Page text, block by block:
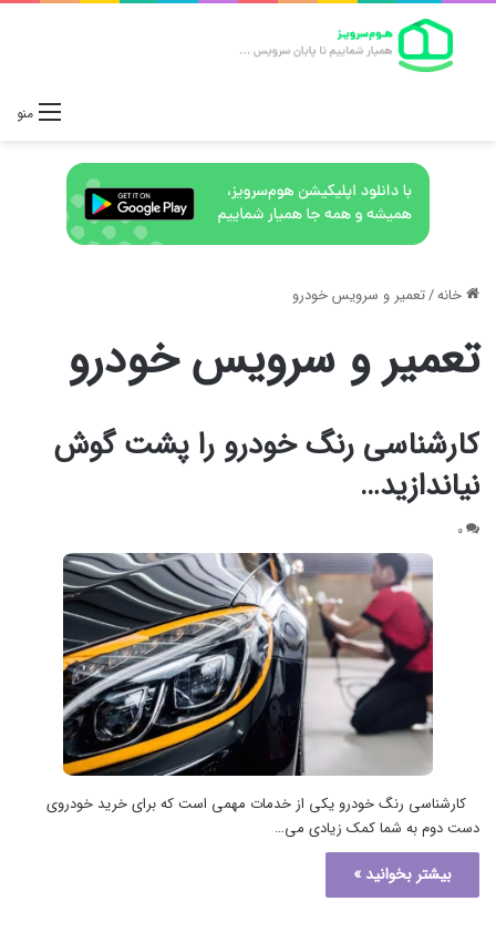
منو
خانه/تعمیر و سرویس خودرو
تعمیر و سرویس خودرو
کارشناسی رنگ خودرو را پشت گوش
نیاندازید…
۰
کارشناسی رنگ خودرو یکی از خدمات مهمی است که برای خرید خودروی
دست دوم به شما کمک زیادی می…
بیشتر بخوانید »